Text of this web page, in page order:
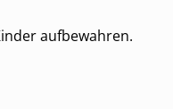
aufbewahren.